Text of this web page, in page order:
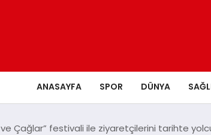
ANASAYFA SPOR DÜNYA
Çağlar” festivali ile ziyaretçilerini tarihte